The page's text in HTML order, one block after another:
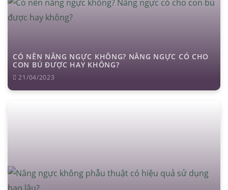
CÓ NÊN NÂNG NGỰC KHÔNG? NÂNG NGỰC CÓ CHO
CON BÚ ĐƯỢC HAY KHÔNG?
21/04/2023